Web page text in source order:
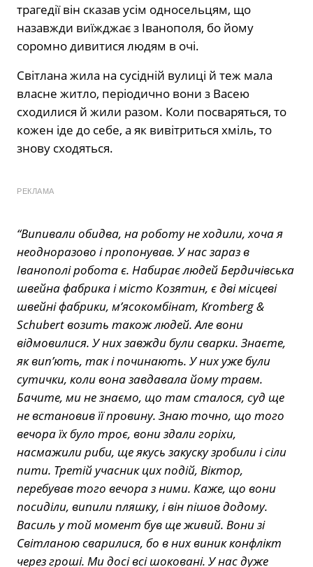
трагедії він сказав усім односельцям, що
назавжди виїжджає з Іванополя, бо йому
соромно дивитися людям в очі.
Світлана жила на сусідній вулиці й теж мала
власне житло, періодично вони з Васею
сходилися й жили разом. Коли посваряться, то
кожен іде до себе, а як вивітриться хміль, то
знову сходяться.
РЕКЛАМА
“Випивали обидва, на роботу не ходили, хоча я
неодноразово і пропонував. У нас зараз в
Іванополі робота є. Набирає людей Бердичівська
швейна фабрика і місто Козятин, є дві місцеві
швейні фабрики, м’ясокомбінат, Kromberg &
Schubert возить також людей. Але вони
відмовилися. У них завжди були сварки. Знаєте,
як вип’ють, так і починають. У них уже були
сутички, коли вона завдавала йому травм.
Бачите, ми не знаємо, що там сталося, суд ще
не встановив її провину. Знаю точно, що того
вечора їх було троє, вони здали горіхи,
насмажили риби, ще якусь закуску зробили і сіли
пити. Третій учасник цих подій, Віктор,
перебував того вечора з ними. Каже, що вони
посиділи, випили пляшку, і він пішов додому.
Василь у той момент був ще живий. Вони зі
Світланою сварилися, бо в них виник конфлікт
через гроші. Ми досі всі шоковані. У нас дуже